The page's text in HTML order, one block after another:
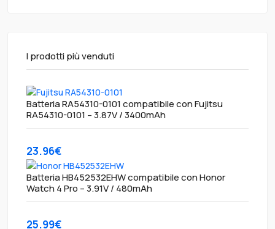
I prodotti più venduti
Batteria RA54310-0101 compatibile con Fujitsu
RA54310-0101 – 3.87V / 3400mAh
23.96€
Batteria HB452532EHW compatibile con Honor
Watch 4 Pro – 3.91V / 480mAh
25.99€